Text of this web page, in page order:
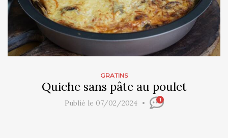
GRATINS
Quiche sans pâte au poulet
Publié le 07/02/2024 1